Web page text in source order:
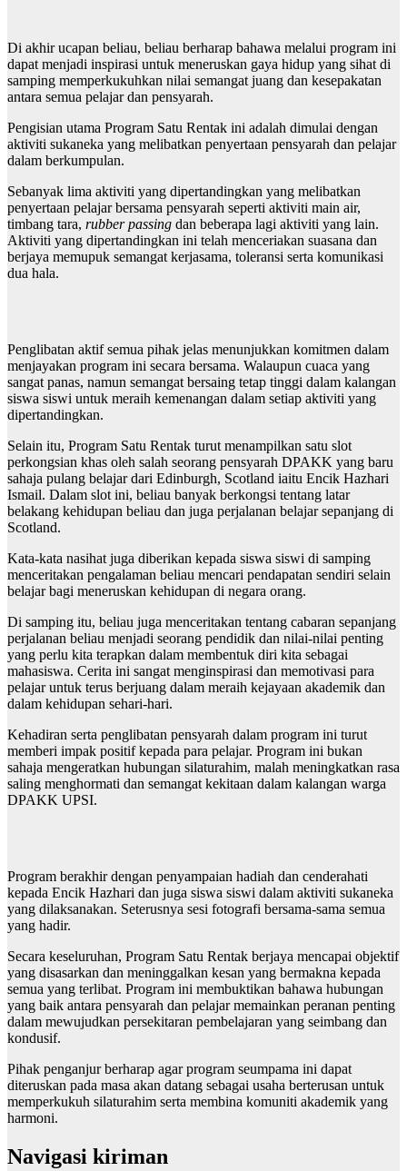
Di akhir ucapan beliau, beliau berharap bahawa melalui program ini
dapat menjadi inspirasi untuk meneruskan gaya hidup yang sihat di
samping memperkukuhkan nilai semangat juang dan kesepakatan
antara semua pelajar dan pensyarah.
Pengisian utama Program Satu Rentak ini adalah dimulai dengan
aktiviti sukaneka yang melibatkan penyertaan pensyarah dan pelajar
dalam berkumpulan.
Sebanyak lima aktiviti yang dipertandingkan yang melibatkan
penyertaan pelajar bersama pensyarah seperti aktiviti main air,
timbang tara, rubber passing dan beberapa lagi aktiviti yang lain.
Aktiviti yang dipertandingkan ini telah menceriakan suasana dan
berjaya memupuk semangat kerjasama, toleransi serta komunikasi
dua hala.
Penglibatan aktif semua pihak jelas menunjukkan komitmen dalam
menjayakan program ini secara bersama. Walaupun cuaca yang
sangat panas, namun semangat bersaing tetap tinggi dalam kalangan
siswa siswi untuk meraih kemenangan dalam setiap aktiviti yang
dipertandingkan.
Selain itu, Program Satu Rentak turut menampilkan satu slot
perkongsian khas oleh salah seorang pensyarah DPAKK yang baru
sahaja pulang belajar dari Edinburgh, Scotland iaitu Encik Hazhari
Ismail. Dalam slot ini, beliau banyak berkongsi tentang latar
belakang kehidupan beliau dan juga perjalanan belajar sepanjang di
Scotland.
Kata-kata nasihat juga diberikan kepada siswa siswi di samping
menceritakan pengalaman beliau mencari pendapatan sendiri selain
belajar bagi meneruskan kehidupan di negara orang.
Di samping itu, beliau juga menceritakan tentang cabaran sepanjang
perjalanan beliau menjadi seorang pendidik dan nilai-nilai penting
yang perlu kita terapkan dalam membentuk diri kita sebagai
mahasiswa. Cerita ini sangat menginspirasi dan memotivasi para
pelajar untuk terus berjuang dalam meraih kejayaan akademik dan
dalam kehidupan sehari-hari.
Kehadiran serta penglibatan pensyarah dalam program ini turut
memberi impak positif kepada para pelajar. Program ini bukan
sahaja mengeratkan hubungan silaturahim, malah meningkatkan rasa
saling menghormati dan semangat kekitaan dalam kalangan warga
DPAKK UPSI.
Program berakhir dengan penyampaian hadiah dan cenderahati
kepada Encik Hazhari dan juga siswa siswi dalam aktiviti sukaneka
yang dilaksanakan. Seterusnya sesi fotografi bersama-sama semua
yang hadir.
Secara keseluruhan, Program Satu Rentak berjaya mencapai objektif
yang disasarkan dan meninggalkan kesan yang bermakna kepada
semua yang terlibat. Program ini membuktikan bahawa hubungan
yang baik antara pensyarah dan pelajar memainkan peranan penting
dalam mewujudkan persekitaran pembelajaran yang seimbang dan
kondusif.
Pihak penganjur berharap agar program seumpama ini dapat
diteruskan pada masa akan datang sebagai usaha berterusan untuk
memperkukuh silaturahim serta membina komuniti akademik yang
harmoni.
Navigasi kiriman